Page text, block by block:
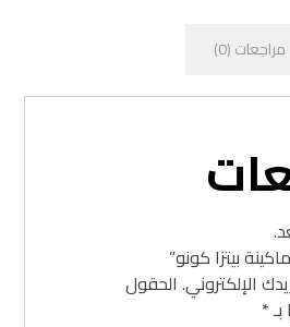
مراجعات (0)
بيتزا كونو”
الإلكتروني. الحقول
*